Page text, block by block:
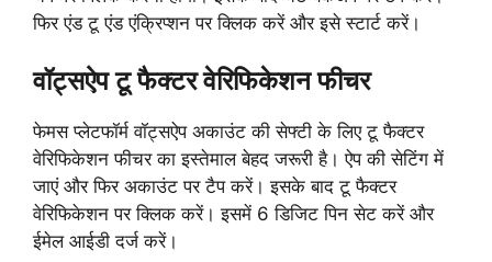
फिर एंड टू एंड एंक्रिप्शन पर क्लिक करें और इसे स्टार्ट करें।
वॉट्सऐप टू फैक्टर वेरिफिकेशन फीचर
फेमस प्लेटफॉर्म वॉट्सऐप अकाउंट की सेफ्टी के लिए टू फैक्टर
वेरिफिकेशन फीचर का इस्तेमाल बेहद जरूरी है। ऐप की सेटिंग में
जाएं और फिर अकाउंट पर टैप करें। इसके बाद टू फैक्टर
वेरिफिकेशन पर क्लिक करें। इसमें 6 डिजिट पिन सेट करें और
ईमेल आईडी दर्ज करें।